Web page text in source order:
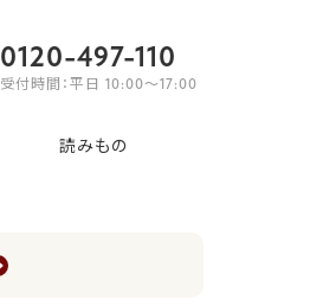
0120-497-110
受付時間：平日 10:00〜17:00
読みもの